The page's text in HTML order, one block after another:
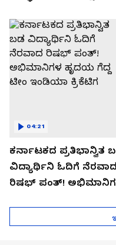
ಕರ್ನಾಟಕದ ಪ್ರತಿಭಾನ್ವಿತ
ವಿದ್ಯಾರ್ಥಿನಿ ಓದಿಗೆ ನೆರವಾದ
ರಿಷಭ್ ಪಂತ್!
04:21